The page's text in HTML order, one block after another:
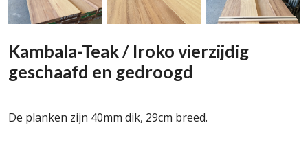
Kambala-Teak / Iroko vierzijdig
geschaafd en gedroogd
De planken zijn 40mm dik, 29cm breed.